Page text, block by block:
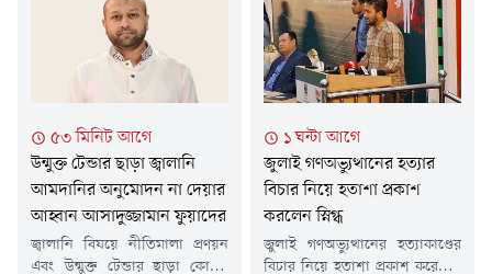
৫৩ মিনিট আগে
উন্মুক্ত টেন্ডার ছাড়া জ্বালানি
আমদানির অনুমোদন না দেয়ার
আহ্বান আসাদুজ্জামান ফুয়াদের
জ্বালানি বিষয়ে নীতিমালা প্রণয়ন
এবং উন্মুক্ত টেন্ডার ছাড়া কোনো
১ ঘন্টা আগে
জুলাই গণঅভ্যুত্থানের হত্যার
বিচার নিয়ে হতাশা প্রকাশ
করলেন স্নিগ্ধ
জুলাই গণঅভ্যুত্থানের হত্যাকাণ্ডের
বিচার নিয়ে হতাশা প্রকাশ করেছেন